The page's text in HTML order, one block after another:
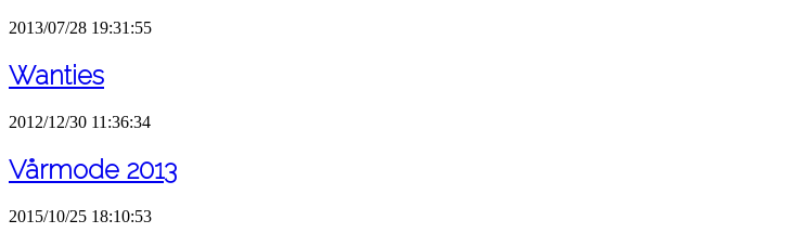
2013/07/28 19:31:55
Wanties
2012/12/30 11:36:34
Vårmode 2013
2015/10/25 18:10:53